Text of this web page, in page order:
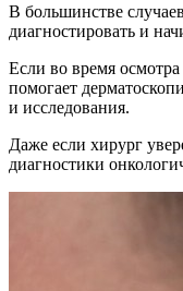
В большинстве
диагностировать и
Если во время
помогает
и исследования.
Даже если хирург
диагностики